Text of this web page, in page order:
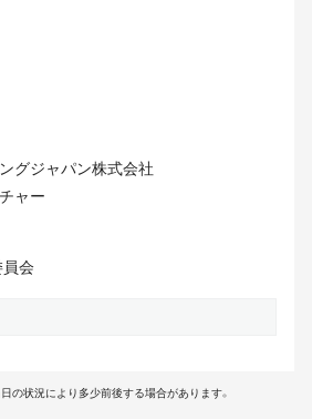
グジャパン株式会社
ャー
員会
の状況により多少前後する場合があります。